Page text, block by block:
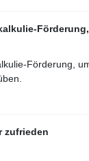
Förderung,
zufrieden